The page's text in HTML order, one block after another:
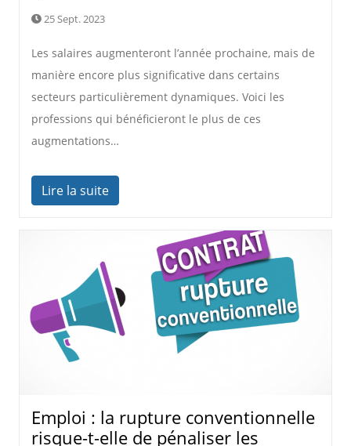
25 Sept. 2023
Les salaires augmenteront l’année prochaine, mais de
manière encore plus significative dans certains
secteurs particulièrement dynamiques. Voici les
professions qui bénéficieront le plus de ces
augmentations…
Lire la suite
Emploi : la rupture conventionnelle
risque-t-elle de pénaliser les